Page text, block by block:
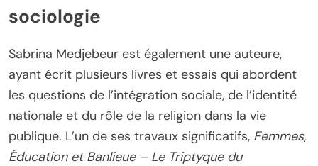
sociologie
Sabrina Medjebeur est également une auteure,
ayant écrit plusieurs livres et essais qui abordent
les questions de l’intégration sociale, de l’identité
nationale et du rôle de la religion dans la vie
publique. L’un de ses travaux significatifs, Femmes,
Éducation et Banlieue – Le Triptyque du